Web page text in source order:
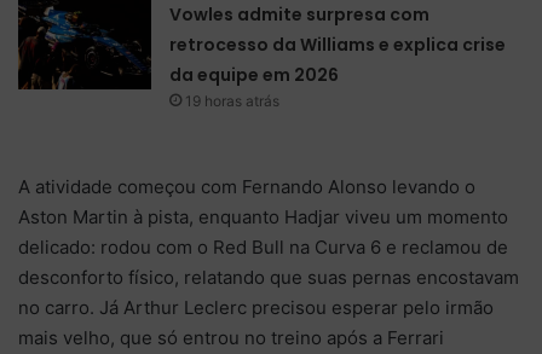
Vowles admite surpresa com
retrocesso da Williams e explica crise
da equipe em 2026
19 horas atrás
A atividade começou com Fernando Alonso levando o
Aston Martin à pista, enquanto Hadjar viveu um momento
delicado: rodou com o Red Bull na Curva 6 e reclamou de
desconforto físico, relatando que suas pernas encostavam
no carro. Já Arthur Leclerc precisou esperar pelo irmão
mais velho, que só entrou no treino após a Ferrari